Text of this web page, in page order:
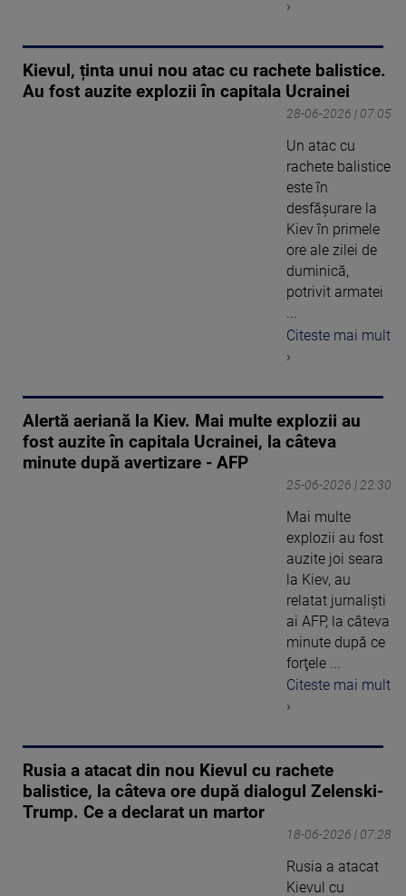
›
Kievul, ținta unui nou atac cu rachete balistice.
Au fost auzite explozii în capitala Ucrainei
28-06-2026 | 07:05
Un atac cu
rachete balistice
este în
desfăşurare la
Kiev în primele
ore ale zilei de
duminică,
potrivit armatei
...
Citeste mai mult
›
Alertă aeriană la Kiev. Mai multe explozii au
fost auzite în capitala Ucrainei, la câteva
minute după avertizare - AFP
25-06-2026 | 22:30
Mai multe
explozii au fost
auzite joi seara
la Kiev, au
relatat jurnalişti
ai AFP, la câteva
minute după ce
forţele ...
Citeste mai mult
›
Rusia a atacat din nou Kievul cu rachete
balistice, la câteva ore după dialogul Zelenski-
Trump. Ce a declarat un martor
18-06-2026 | 07:28
Rusia a atacat
Kievul cu